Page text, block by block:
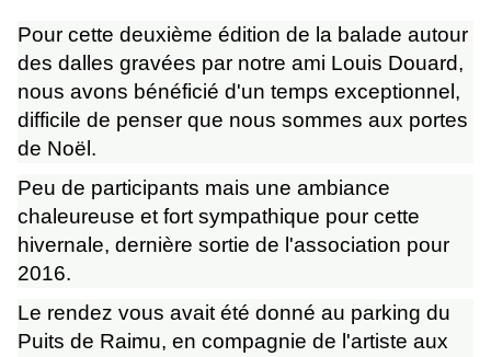
Pour cette deuxième édition de la balade autour
des dalles gravées par notre ami Louis Douard,
nous avons bénéficié d'un temps exceptionnel,
difficile de penser que nous sommes aux portes
de Noël.
Peu de participants mais une ambiance
chaleureuse et fort sympathique pour cette
hivernale, dernière sortie de l'association pour
2016.
Le rendez vous avait été donné au parking du
Puits de Raimu, en compagnie de l'artiste aux